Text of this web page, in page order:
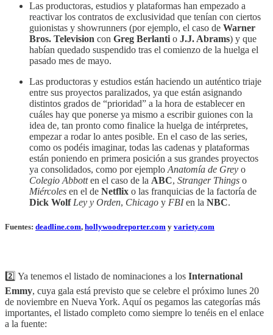
Las productoras, estudios y plataformas han empezado a
reactivar los contratos de exclusividad que tenían con ciertos
guionistas y showrunners (por ejemplo, el caso de Warner
Bros. Television con Greg Berlanti o J.J. Abrams) y que
habían quedado suspendido tras el comienzo de la huelga el
pasado mes de mayo.
Las productoras y estudios están haciendo un auténtico triaje
entre sus proyectos paralizados, ya que están asignando
distintos grados de “prioridad” a la hora de establecer en
cuáles hay que ponerse ya mismo a escribir guiones con la
idea de, tan pronto como finalice la huelga de intérpretes,
empezar a rodar lo antes posible. En el caso de las series,
como os podéis imaginar, todas las cadenas y plataformas
están poniendo en primera posición a sus grandes proyectos
ya consolidados, como por ejemplo Anatomía de Grey o
Colegio Abbotten el caso de la ABC, Stranger Things o
Miércoles en el de Netflix o las franquicias de la factoría de
Dick Wolf Ley y Orden, Chicago y FBIen la NBC.
Fuentes: deadline.com, hollywoodreporter.com y variety.com
2️⃣ Ya tenemos el listado de nominaciones a los International
Emmy, cuya gala está previsto que se celebre el próximo lunes 20
de noviembre en Nueva York. Aquí os pegamos las categorías más
importantes, el listado completo como siempre lo tenéis en el enlace
a la fuente: